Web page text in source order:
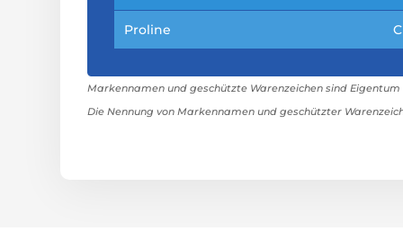
Proline
Markennamen und geschützte Warenzeichen sind
Die Nennung von Markennamen und geschützter